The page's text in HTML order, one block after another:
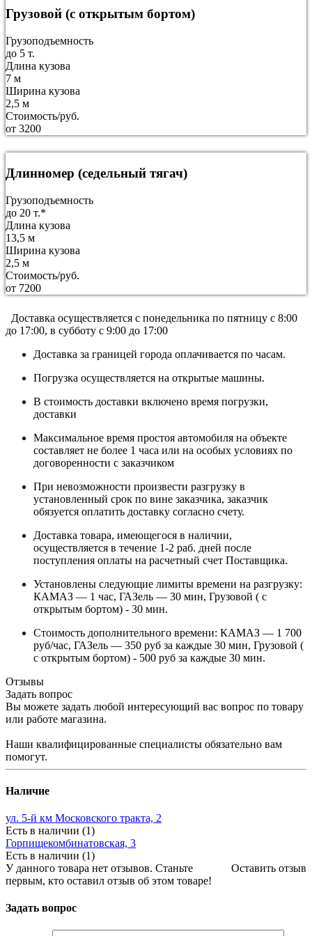
Грузовой (с открытым бортом)
Грузоподъемность
до 5 т.
Длина кузова
7 м
Ширина кузова
2,5 м
Стоимость/руб.
от 3200
Длинномер (седельный тягач)
Грузоподъемность
до 20 т.*
Длина кузова
13,5 м
Ширина кузова
2,5 м
Стоимость/руб.
от 7200
Доставка осуществляется c понедельника по пятницу с 8:00
до 17:00, в субботу с 9:00 до 17:00
Доставка за границей города оплачивается по часам.
Погрузка осуществляется на открытые машины.
В стоимость доставки включено время погрузки,
доставки
Максимальное время простоя автомобиля на объекте
составляет не более 1 часа или на особых условиях по
договоренности с заказчиком
При невозможности произвести разгрузку в
установленный срок по вине заказчика, заказчик
обязуется оплатить доставку согласно счету.
Доставка товара, имеющегося в наличии,
осуществляется в течение 1-2 раб. дней после
поступления оплаты на расчетный счет Поставщика.
Установлены следующие лимиты времени на разгрузку:
КАМАЗ — 1 час, ГАЗель — 30 мин, Грузовой ( с
открытым бортом) - 30 мин.
Стоимость дополнительного времени: КАМАЗ — 1 700
руб/час, ГАЗель — 350 руб за каждые 30 мин, Грузовой (
с открытым бортом) - 500 руб за каждые 30 мин.
Отзывы
Задать вопрос
Вы можете задать любой интересующий вас вопрос по товару
или работе магазина.
Наши квалифицированные специалисты обязательно вам
помогут.
Наличие
ул. 5-й км Московского тракта, 2
Есть в наличии (1)
Горпищекомбинатовская, 3
Есть в наличии (1)
Оставить отзыв
У данного товара нет отзывов. Станьте
первым, кто оставил отзыв об этом товаре!
Задать вопрос